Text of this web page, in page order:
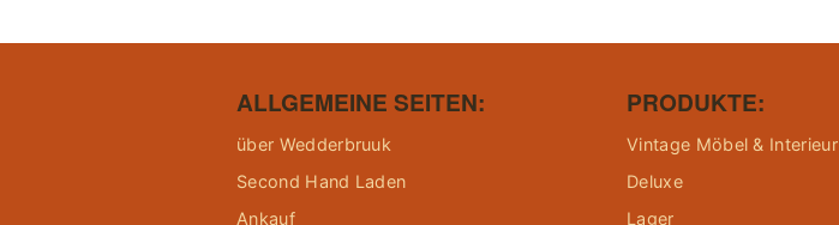
ALLGEMEINE SEITEN:
über Wedderbruuk
Second Hand Laden
Ankauf
PRODUKTE:
Vintage Möbel & Interieur
Deluxe
Lager